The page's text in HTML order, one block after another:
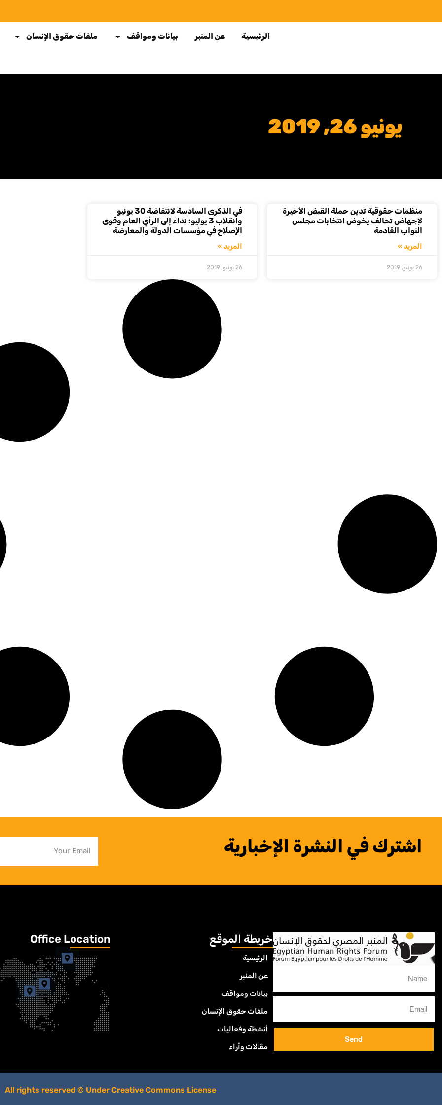
الرئيسية عن المنبر بيانات ومواقف ملفات حقوق الإنسان
يونيو 26, 2019
منظمات حقوقية تدين حملة القبض الأخيرة
لإجهاض تحالف يخوض انتخابات مجلس
النواب القادمة
المزيد »
26 يونيو, 2019
في الذكرى السادسة لانتفاضة 30 يونيو
وانقلاب 3 يوليو: نداء إلى الرأي العام وقوى
اﻹصلاح في مؤسسات الدولة والمعارضة
المزيد »
26 يونيو, 2019
اشترك في النشرة الإخبارية
Send
خريطة الموقع
الرئيسية
عن المنبر
بيانات ومواقف
ملفات حقوق الإنسان
أنشطة وفعاليات
مقالات وأراء
Office Location
All rights reserved © Under Creative Commons License